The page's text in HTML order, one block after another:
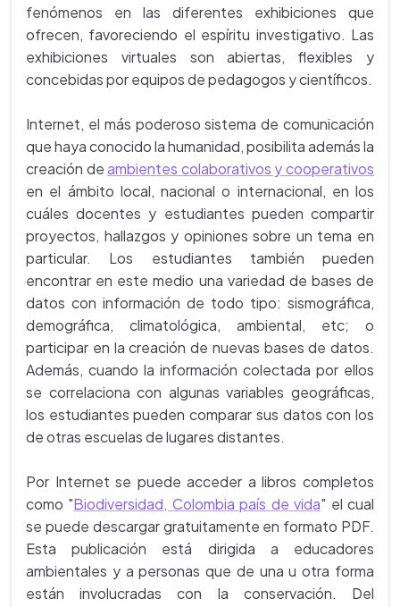
fenómenos en las diferentes exhibiciones que
ofrecen, favoreciendo el espíritu investigativo. Las
exhibiciones virtuales son abiertas, flexibles y
concebidas por equipos de pedagogos y científicos.
Internet, el más poderoso sistema de comunicación
que haya conocido la humanidad, posibilita además la
creación deambientes colaborativos y cooperativos
en el ámbito local, nacional o internacional, en los
cuáles docentes y estudiantes pueden compartir
proyectos, hallazgos y opiniones sobre un tema en
particular. Los estudiantes también pueden
encontrar en este medio una variedad de bases de
datos con información de todo tipo: sismográfica,
demográfica, climatológica, ambiental, etc; o
participar en la creación de nuevas bases de datos.
Además, cuando la información colectada por ellos
se correlaciona con algunas variables geográficas,
los estudiantes pueden comparar sus datos con los
de otras escuelas de lugares distantes.
Por Internet se puede acceder a libros completos
como "Biodiversidad, Colombia país de vida" el cual
se puede descargar gratuitamente en formato PDF.
Esta publicación está dirigida a educadores
ambientales y a personas que de una u otra forma
están involucradas con la conservación. Del